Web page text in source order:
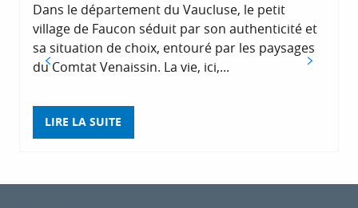
Dans le département du Vaucluse, le petit
village de Faucon séduit par son authenticité et
sa situation de choix, entouré par les paysages
du Comtat Venaissin. La vie, ici,...
LIRE LA SUITE